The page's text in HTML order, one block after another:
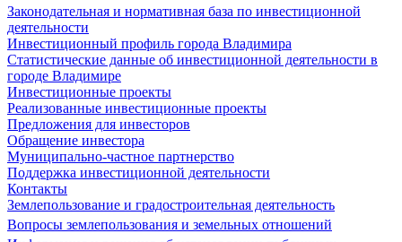
Законодательная и нормативная база по инвестиционной
деятельности
Инвестиционный профиль города Владимира
Статистические данные об инвестиционной деятельности в
городе Владимире
Инвестиционные проекты
Реализованные инвестиционные проекты
Предложения для инвесторов
Обращение инвестора
Муниципально-частное партнерство
Поддержка инвестиционной деятельности
Контакты
Землепользование и градостроительная деятельность
Вопросы землепользования и земельных отношений